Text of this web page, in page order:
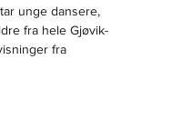
unge dansere,
fra hele Gjøvik-
fra